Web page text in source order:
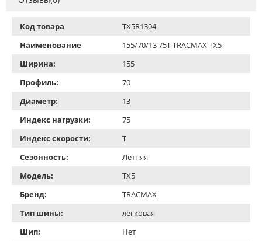
Код товара
TX5R1304
Наименование
155/70/13 75T TRACMAX TX5
Ширина:
155
Профиль:
70
Диаметр:
13
Индекс нагрузки:
75
Индекс скорости:
T
Сезонность:
Летняя
Модель:
TX5
Бренд:
TRACMAX
Тип шины:
легковая
Шип:
Нет